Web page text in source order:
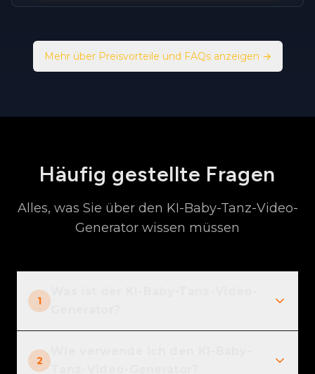
Mehr über Preisvorteile und FAQs anzeigen →
Häufig gestellte Fragen
Alles, was Sie über den KI-Baby-Tanz-Video-
Generator wissen müssen
1
2